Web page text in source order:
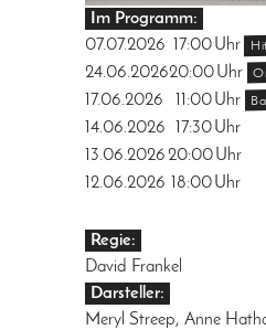
Im Programm:
07.07.2026
17:00Uhr
24.06.202620:00Uhr
17.06.2026 11:00Uhr
14.06.2026 17:30Uhr
13.06.202620:00Uhr
12.06.2026
18:00Uhr
Regie:
David Frankel
Darsteller:
Meryl Streep, Anne